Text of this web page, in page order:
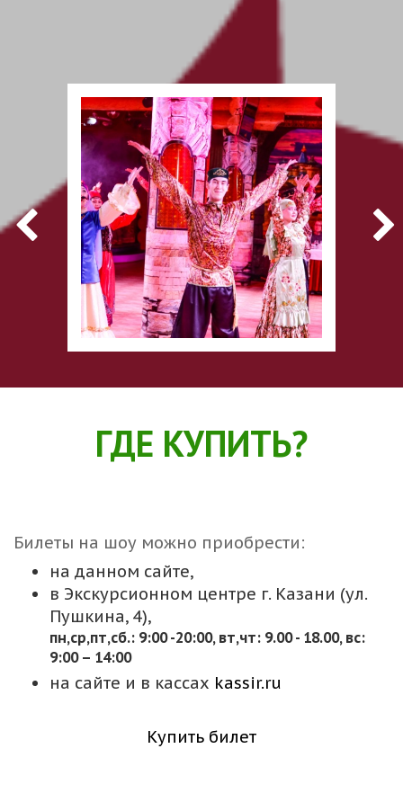
ГДЕ КУПИТЬ?
Билеты на шоу можно приобрести:
на данном сайте,
в Экскурсионном центре г. Казани (ул.
Пушкина, 4),
пн,cр,пт,сб.: 9:00 -20:00, вт,чт: 9.00 - 18.00, вс:
9:00 – 14:00
на сайте и в кассах kassir.ru
Купить билет